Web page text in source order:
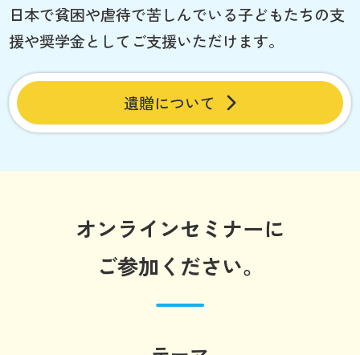
日本で貧困や虐待で苦しんでいる子どもたちの支
援や奨学金としてご支援いただけます。
遺贈について
オンラインセミナーに
ご参加ください。